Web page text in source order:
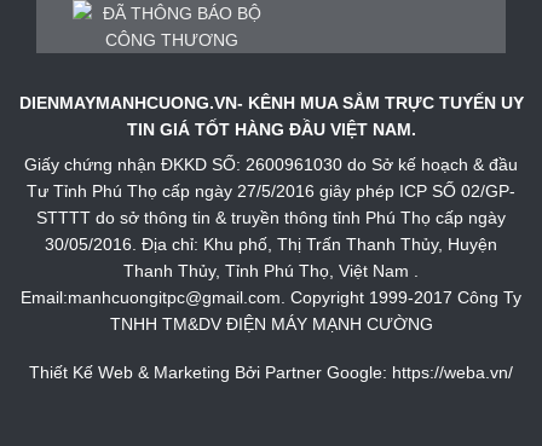
DIENMAYMANHCUONG.VN- KÊNH MUA SẮM TRỰC TUYẾN UY
TIN GIÁ TỐT HÀNG ĐẦU VIỆT NAM.
Giấy chứng nhận ĐKKD SỐ: 2600961030 do Sở kế hoạch & đầu
Tư Tỉnh Phú Thọ cấp ngày 27/5/2016 giây phép ICP SỐ 02/GP-
STTTT do sở thông tin & truyền thông tỉnh Phú Thọ cấp ngày
30/05/2016. Địa chỉ: Khu phố, Thị Trấn Thanh Thủy, Huyện
Thanh Thủy, Tỉnh Phú Thọ, Việt Nam .
Email:manhcuongitpc@gmail.com. Copyright 1999-2017 Công Ty
TNHH TM&DV ĐIỆN MÁY MẠNH CƯỜNG
Thiết Kế Web & Marketing Bởi Partner Google: https://weba.vn/